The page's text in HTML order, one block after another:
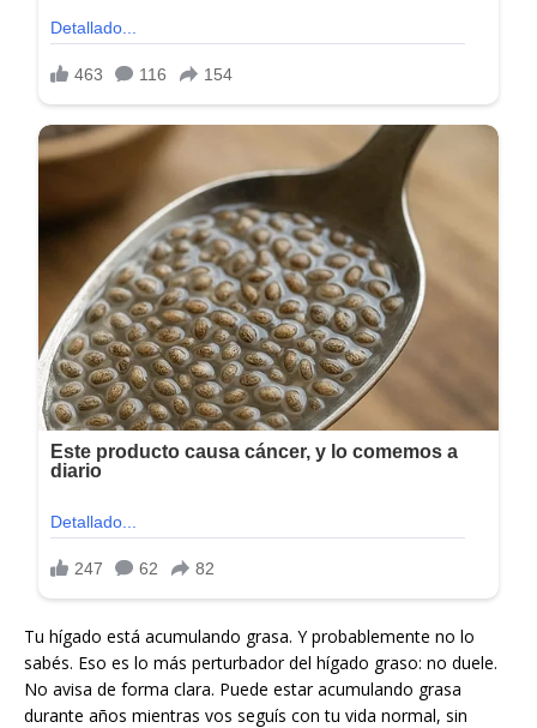
Tu hígado está acumulando grasa. Y probablemente no lo
sabés. Eso es lo más perturbador del hígado graso: no duele.
No avisa de forma clara. Puede estar acumulando grasa
durante años mientras vos seguís con tu vida normal, sin